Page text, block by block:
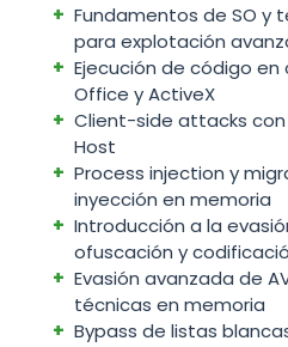
Fundamentos de SO y
para explotación
Ejecución de código
Office y ActiveX
Client-side attacks con
Host
Process injection y
inyección en memoria
Introducción a la
ofuscación y
Evasión avanzada de
técnicas en memoria
Bypass de listas